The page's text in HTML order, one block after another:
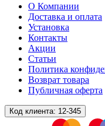
О Компании
Доставка и оплата
Установка
Контакты
Акции
Статьи
Политика
Возврат товара
Публичная оферта
Код клиента: 12-345